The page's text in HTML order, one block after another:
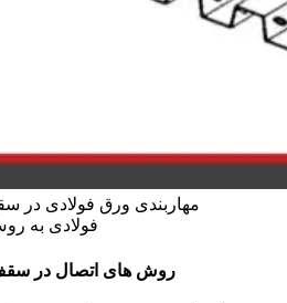
مهاربندی ورق فولادی
فولادی به
روش های اتصال در